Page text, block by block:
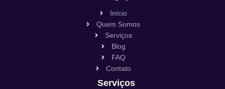
Início
Quem Somos
Serviços
Blog
FAQ
Contato
Serviços